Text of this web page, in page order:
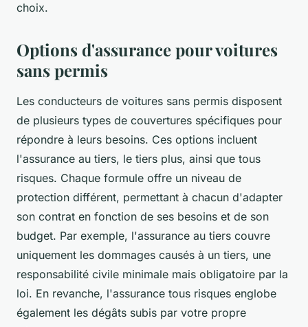
choix.
Options d'assurance pour voitures
sans permis
Les conducteurs de voitures sans permis disposent
de plusieurs types de couvertures spécifiques pour
répondre à leurs besoins. Ces options incluent
l'assurance au tiers, le tiers plus, ainsi que tous
risques. Chaque formule offre un niveau de
protection différent, permettant à chacun d'adapter
son contrat en fonction de ses besoins et de son
budget. Par exemple, l'assurance au tiers couvre
uniquement les dommages causés à un tiers, une
responsabilité civile minimale mais obligatoire par la
loi. En revanche, l'assurance tous risques englobe
également les dégâts subis par votre propre